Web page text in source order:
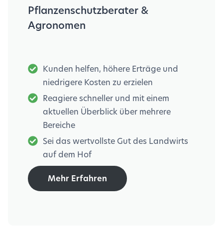
Pflanzenschutzberater &
Agronomen
Kunden helfen, höhere Erträge und
niedrigere Kosten zu erzielen
Reagiere schneller und mit einem
aktuellen Überblick über mehrere
Bereiche
Sei das wertvollste Gut des Landwirts
auf dem Hof
Mehr Erfahren